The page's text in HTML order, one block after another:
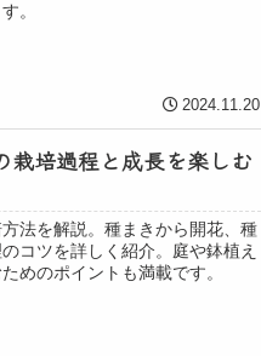
。
2024.11.20
栽培過程と成長を楽しむ
法を解説。種まきから開花、種
コツを詳しく紹介。庭や鉢植え
めのポイントも満載です。